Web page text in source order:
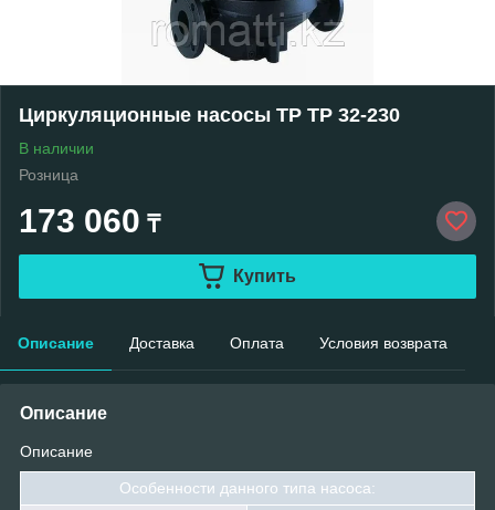
Циркуляционные насосы TP TP 32-230
В наличии
Розница
173 060 ₸
Купить
Описание Доставка Оплата Условия возврата
Описание
Описание
Особенности данного типа насоса: